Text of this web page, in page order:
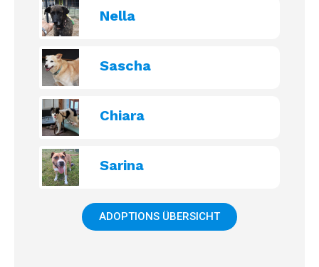
Nella
Sascha
Chiara
Sarina
ADOPTIONS ÜBERSICHT